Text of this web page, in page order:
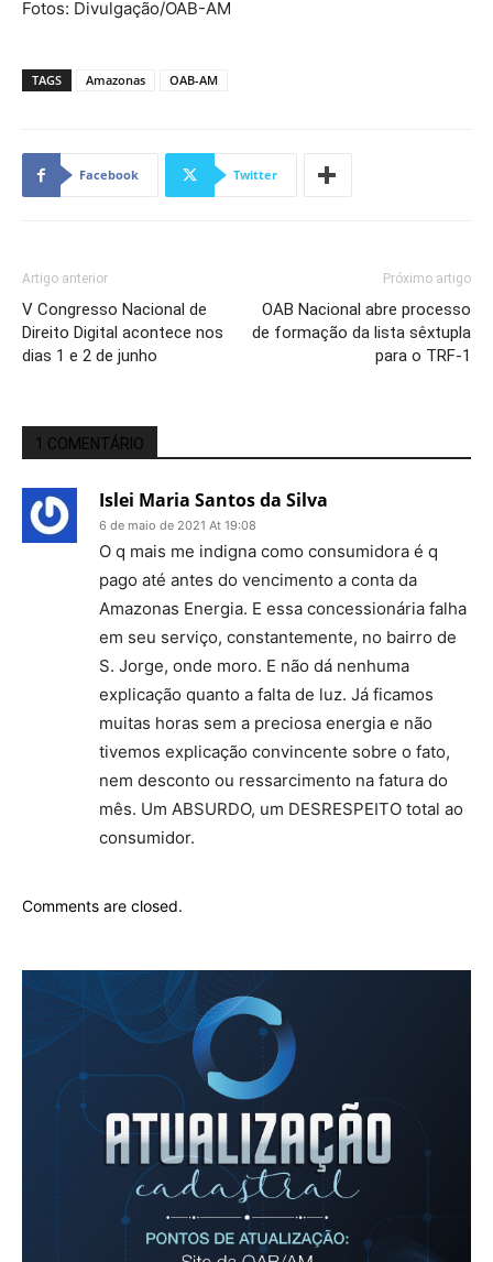
Fotos: Divulgação/OAB-AM
TAGS Amazonas OAB-AM
Facebook Twitter
Artigo anterior
V Congresso Nacional de
Direito Digital acontece nos
dias 1 e 2 de junho
Próximo artigo
OAB Nacional abre processo
de formação da lista sêxtupla
para o TRF-1
1 COMENTÁRIO
Islei Maria Santos da Silva
6 de maio de 2021 At 19:08
O q mais me indigna como consumidora é q
pago até antes do vencimento a conta da
Amazonas Energia. E essa concessionária falha
em seu serviço, constantemente, no bairro de
S. Jorge, onde moro. E não dá nenhuma
explicação quanto a falta de luz. Já ficamos
muitas horas sem a preciosa energia e não
tivemos explicação convincente sobre o fato,
nem desconto ou ressarcimento na fatura do
mês. Um ABSURDO, um DESRESPEITO total ao
consumidor.
Comments are closed.